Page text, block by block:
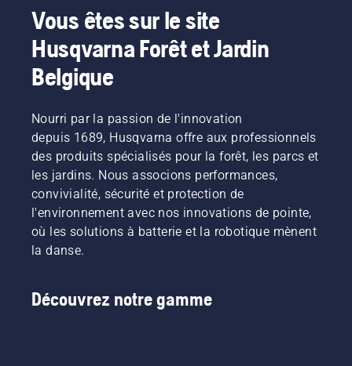
Vous êtes sur le site
Husqvarna Forêt et Jardin
Belgique
Nourri par la passion de l'innovation
depuis 1689, Husqvarna offre aux professionnels
des produits spécialisés pour la forêt, les parcs et
les jardins. Nous associons performances,
convivialité, sécurité et protection de
l'environnement avec nos innovations de pointe,
où les solutions à batterie et la robotique mènent
la danse.
Découvrez notre gamme